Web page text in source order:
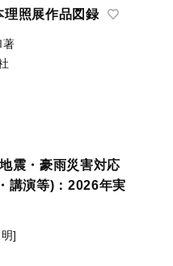
理照展作品図録
著
震・豪雨災害対応
講演等)：2026年実
]